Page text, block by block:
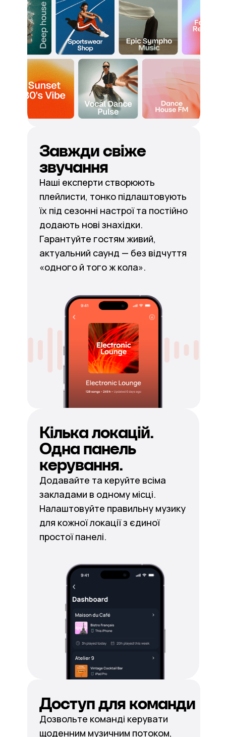
Завжди свіже
звучання
Наші експерти створюють
плейлисти, тонко підлаштовують
їх під сезонні настрої та постійно
додають нові знахідки.
Гарантуйте гостям живий,
актуальний саунд — без відчуття
«одного й того ж кола».
Кілька локацій.
Одна панель
керування.
Додавайте та керуйте всіма
закладами в одному місці.
Налаштовуйте правильну музику
для кожної локації з єдиної
простої панелі.
Доступ для команди
Дозвольте команді керувати
щоденним музичним потоком,